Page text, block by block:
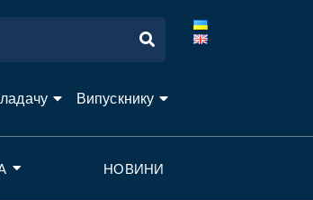
Випускнику
НОВИНИ